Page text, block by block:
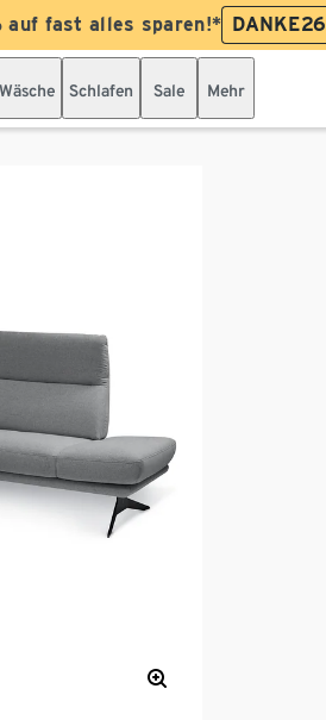
auf fast alles sparen!* DANKE26
Wäsche Schlafen Sale Mehr